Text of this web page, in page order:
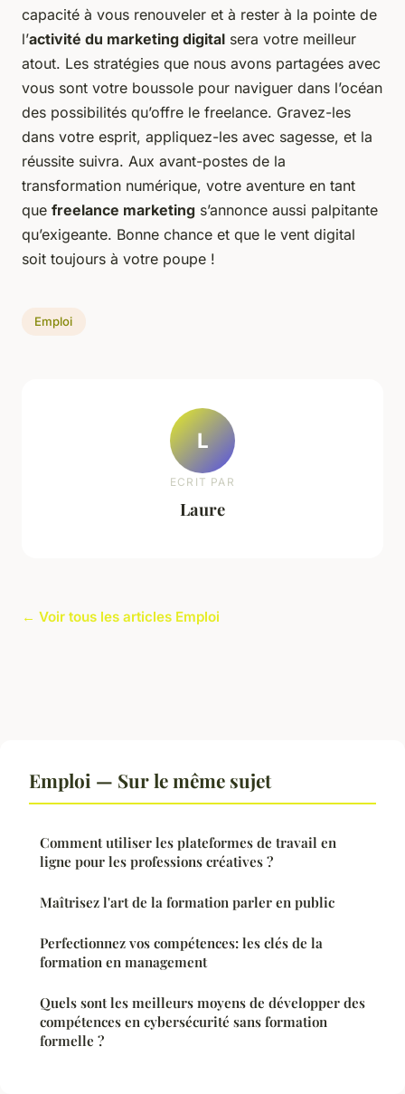
capacité à vous renouveler et à rester à la pointe de
l’activité du marketing digital sera votre meilleur
atout. Les stratégies que nous avons partagées avec
vous sont votre boussole pour naviguer dans l’océan
des possibilités qu’offre le freelance. Gravez-les
dans votre esprit, appliquez-les avec sagesse, et la
réussite suivra. Aux avant-postes de la
transformation numérique, votre aventure en tant
que freelance marketing s’annonce aussi palpitante
qu’exigeante. Bonne chance et que le vent digital
soit toujours à votre poupe !
Emploi
L
ECRIT PAR
Laure
← Voir tous les articles Emploi
Emploi — Sur le même sujet
Comment utiliser les plateformes de travail en
ligne pour les professions créatives ?
Maîtrisez l'art de la formation parler en public
Perfectionnez vos compétences: les clés de la
formation en management
Quels sont les meilleurs moyens de développer des
compétences en cybersécurité sans formation
formelle ?